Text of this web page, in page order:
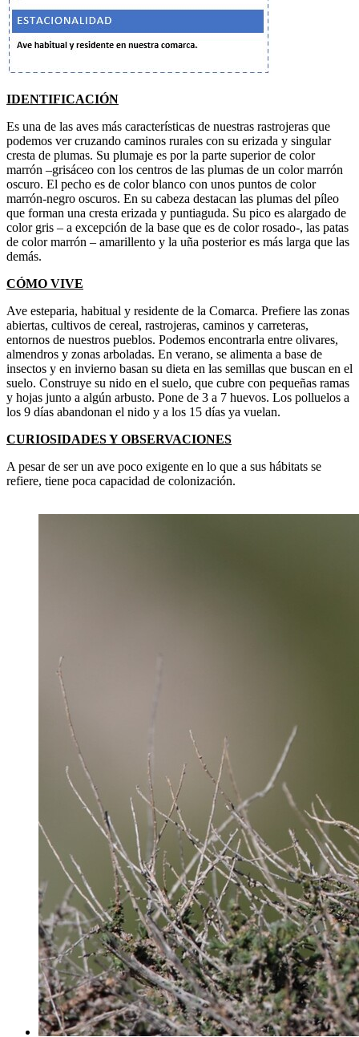
IDENTIFICACIÓN
Es una de las aves más características de nuestras rastrojeras que
podemos ver cruzando caminos rurales con su erizada y singular
cresta de plumas. Su plumaje es por la parte superior de color
marrón –grisáceo con los centros de las plumas de un color marrón
oscuro. El pecho es de color blanco con unos puntos de color
marrón-negro oscuros. En su cabeza destacan las plumas del píleo
que forman una cresta erizada y puntiaguda. Su pico es alargado de
color gris – a excepción de la base que es de color rosado-, las patas
de color marrón – amarillento y la uña posterior es más larga que las
demás.
CÓMO VIVE
Ave esteparia, habitual y residente de la Comarca. Prefiere las zonas
abiertas, cultivos de cereal, rastrojeras, caminos y carreteras,
entornos de nuestros pueblos. Podemos encontrarla entre olivares,
almendros y zonas arboladas. En verano, se alimenta a base de
insectos y en invierno basan su dieta en las semillas que buscan en el
suelo. Construye su nido en el suelo, que cubre con pequeñas ramas
y hojas junto a algún arbusto. Pone de 3 a 7 huevos. Los polluelos a
los 9 días abandonan el nido y a los 15 días ya vuelan.
CURIOSIDADES Y OBSERVACIONES
A pesar de ser un ave poco exigente en lo que a sus hábitats se
refiere, tiene poca capacidad de colonización.